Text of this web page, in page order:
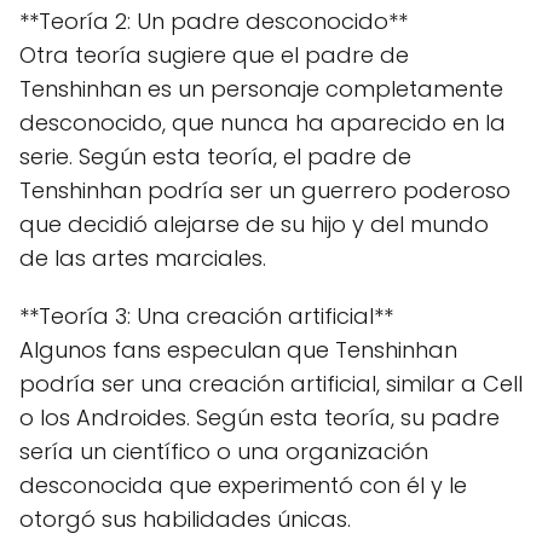
**Teoría 2: Un padre desconocido**
Otra teoría sugiere que el padre de
Tenshinhan es un personaje completamente
desconocido, que nunca ha aparecido en la
serie. Según esta teoría, el padre de
Tenshinhan podría ser un guerrero poderoso
que decidió alejarse de su hijo y del mundo
de las artes marciales.
**Teoría 3: Una creación artificial**
Algunos fans especulan que Tenshinhan
podría ser una creación artificial, similar a Cell
o los Androides. Según esta teoría, su padre
sería un científico o una organización
desconocida que experimentó con él y le
otorgó sus habilidades únicas.